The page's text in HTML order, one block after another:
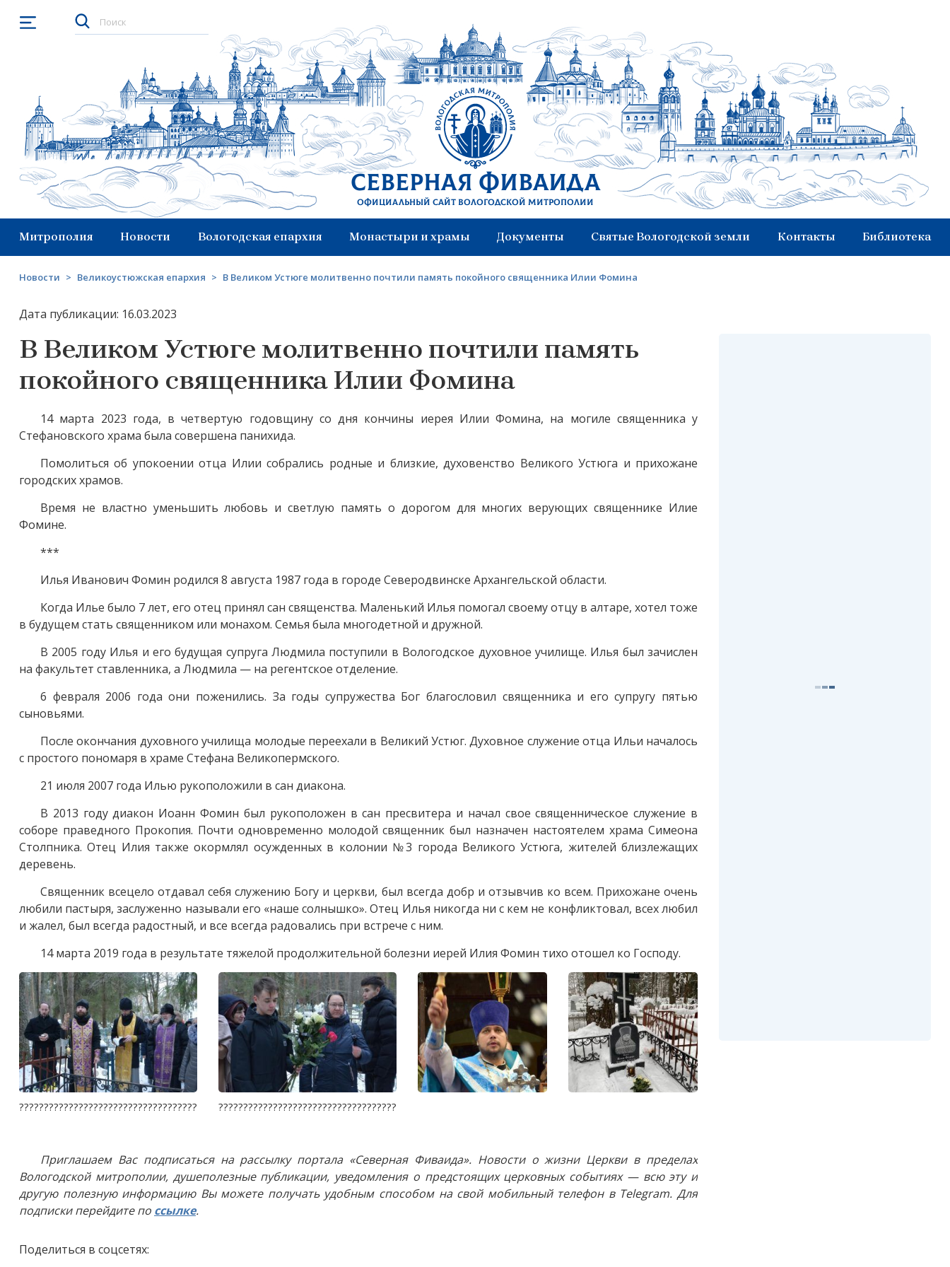
Открыть меню
Северная Фиваида
Официальный сайт Вологодской митрополии
Митрополия Новости Вологодская епархия Монастыри и храмы Документы Святые Вологодской земли Контакты Библиотека
Новости > Великоустюжская епархия > В Великом Устюге молитвенно почтили память покойного священника Илии Фомина
Дата публикации: 16.03.2023
В Великом Устюге молитвенно почтили память
покойного священника Илии Фомина
14 марта 2023 года, в четвертую годовщину со дня кончины иерея Илии Фомина, на могиле священника у
Стефановского храма была совершена панихида.
Помолиться об упокоении отца Илии собрались родные и близкие, духовенство Великого Устюга и прихожане
городских храмов.
Время не властно уменьшить любовь и светлую память о дорогом для многих верующих священнике Илие
Фомине.
***
Илья Иванович Фомин родился 8 августа 1987 года в городе Северодвинске Архангельской области.
Когда Илье было 7 лет, его отец принял сан священства. Маленький Илья помогал своему отцу в алтаре, хотел тоже
в будущем стать священником или монахом. Семья была многодетной и дружной.
В 2005 году Илья и его будущая супруга Людмила поступили в Вологодское духовное училище. Илья был зачислен
на факультет ставленника, а Людмила — на регентское отделение.
6 февраля 2006 года они поженились. За годы супружества Бог благословил священника и его супругу пятью
сыновьями.
После окончания духовного училища молодые переехали в Великий Устюг. Духовное служение отца Ильи началось
с простого пономаря в храме Стефана Великопермского.
21 июля 2007 года Илью рукоположили в сан диакона.
В 2013 году диакон Иоанн Фомин был рукоположен в сан пресвитера и начал свое священническое служение в
соборе праведного Прокопия. Почти одновременно молодой священник был назначен настоятелем храма Симеона
Столпника. Отец Илия также окормлял осужденных в колонии №3 города Великого Устюга, жителей близлежащих
деревень.
Священник всецело отдавал себя служению Богу и церкви, был всегда добр и отзывчив ко всем. Прихожане очень
любили пастыря, заслуженно называли его «наше солнышко». Отец Илья никогда ни с кем не конфликтовал, всех любил
и жалел, был всегда радостный, и все всегда радовались при встрече с ним.
14 марта 2019 года в результате тяжелой продолжительной болезни иерей Илия Фомин тихо отошел ко Господу.
???????????????????????????????????? ????????????????????????????????????
Приглашаем Вас подписаться на рассылку портала «Северная Фиваида». Новости о жизни Церкви в пределах
Вологодской митрополии, душеполезные публикации, уведомления о предстоящих церковных событиях — всю эту и
другую полезную информацию Вы можете получать удобным способом на свой мобильный телефон в Telegram. Для
подписки перейдите по ссылке.
Поделиться в соцсетях: